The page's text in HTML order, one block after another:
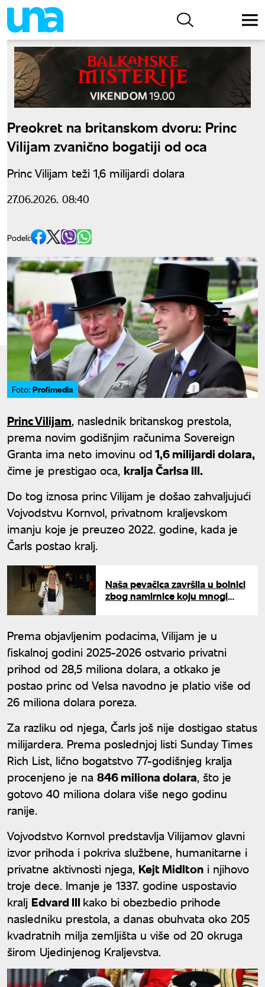
Preokret na britanskom dvoru: Princ
Vilijam zvanično bogatiji od oca
Princ Vilijam teži 1,6 milijardi dolara
27.06.2026. 08:40
Podeli:
Foto: Profimedia
Princ Vilijam, naslednik britanskog prestola,
prema novim godišnjim računima Sovereign
Granta ima neto imovinu od1,6 milijardi dolara,
čime je prestigao oca, kralja Čarlsa III.
Do tog iznosa princ Vilijam je došao zahvaljujući
Vojvodstvu Kornvol, privatnom kraljevskom
imanju koje je preuzeo 2022. godine, kada je
Čarls postao kralj.
Naša pevačica završila u bolnici
zbog namirnice koju mnogi
Prema objavljenim podacima, Vilijam je u
fiskalnoj godini 2025-2026 ostvario privatni
prihod od 28,5 miliona dolara, a otkako je
postao princ od Velsa navodno je platio više od
26 miliona dolara poreza.
Za razliku od njega, Čarls još nije dostigao status
milijardera. Prema poslednjoj listi Sunday Times
Rich List, lično bogatstvo 77-godišnjeg kralja
procenjeno je na 846 miliona dolara, što je
gotovo 40 miliona dolara više nego godinu
ranije.
Vojvodstvo Kornvol predstavlja Vilijamov glavni
izvor prihoda i pokriva službene, humanitarne i
privatne aktivnosti njega, Kejt Midlton i njihovo
troje dece. Imanje je 1337. godine uspostavio
kralj Edvard III kako bi obezbedio prihode
nasledniku prestola, a danas obuhvata oko 205
kvadratnih milja zemljišta u više od 20 okruga
širom Ujedinjenog Kraljevstva.